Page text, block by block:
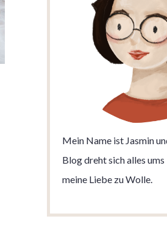
Mein Name ist Jasmin
Blog dreht sich alles
meine Liebe zu Wolle.